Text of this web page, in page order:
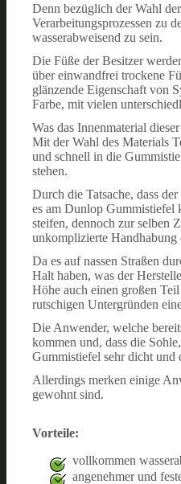
Denn bezüglich der Wahl
Verarbeitungsprozessen zu
wasserabweisend zu sein.
Die Füße der Besitzer
über einwandfrei trockene
glänzende Eigenschaft von
Farbe, mit vielen
Was das Innenmaterial
Mit der Wahl des Materials
und schnell in die
stehen.
Durch die Tatsache, dass
es am Dunlop Gummistiefel
steifen, dennoch zur selben
unkomplizierte
Da es auf nassen Straßen
Halt haben, was der
Höhe auch einen großen
rutschigen Untergründen
Die Anwender, welche
kommen und, dass die
Gummistiefel sehr dicht und
Allerdings merken einige
gewohnt sind.
Vorteile:
vollkommen
angenehmer und